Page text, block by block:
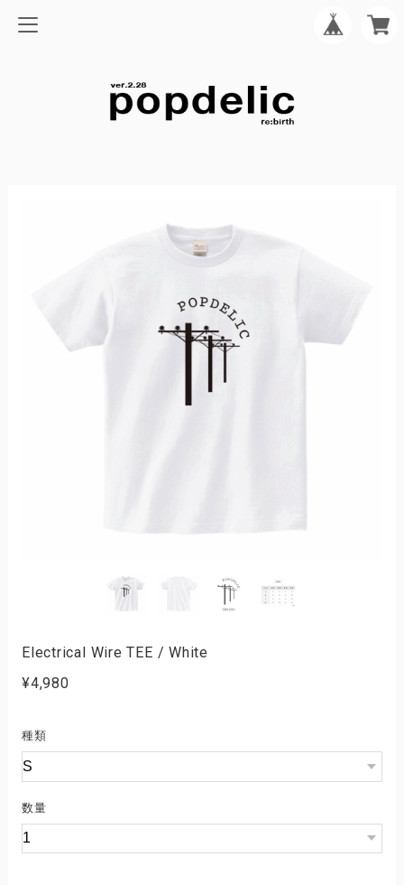
Electrical Wire TEE / White
¥4,980
種類
数量